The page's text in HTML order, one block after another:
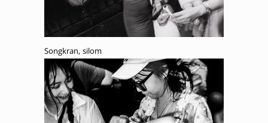
Songkran, silom